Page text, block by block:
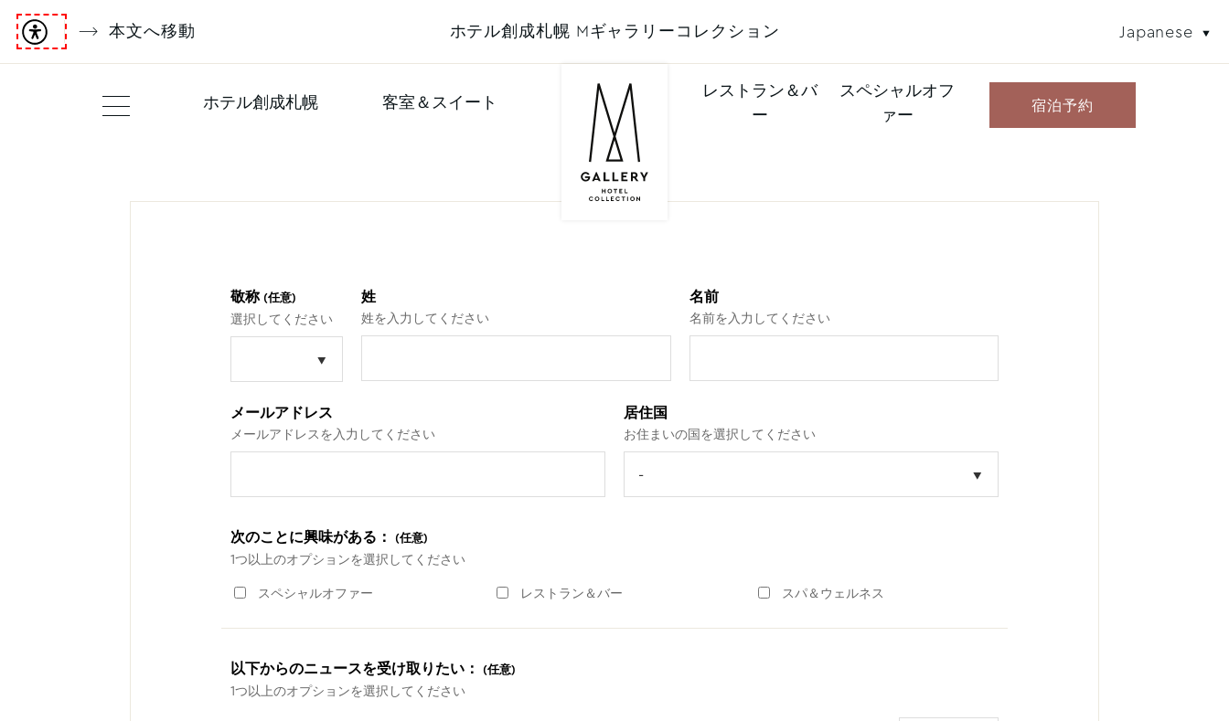
本文へ移動 ホテル創成札幌 Mギャラリーコレクション Japanese
ホテル創成札幌 客室＆スイート
レストラン＆バ
ー
スペシャルオフ
ァー
宿泊予約
敬称(任意)
選択してください
姓
姓を入力してください
名前
名前を入力してください
メールアドレス
メールアドレスを入力してください
居住国
お住まいの国を選択してください
次のことに興味がある： (任意)
1つ以上のオプションを選択してください
スペシャルオファー
レストラン＆バー スパ＆ウェルネス
以下からのニュースを受け取りたい： (任意)
1つ以上のオプションを選択してください